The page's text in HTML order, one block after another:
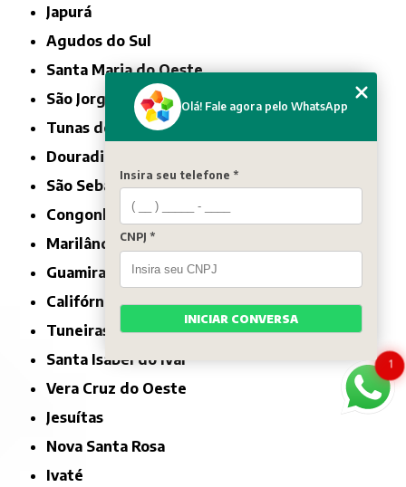
Japurá
Agudos do Sul
Santa Maria do Oeste
São Jorge d'Oeste
Tunas do Paraná
Douradina
São Sebastião da Amoreira
Congonhinhas
Marilândia do Sul
Guamiranga
Califórnia
Tuneiras do Oeste
Santa Isabel do Ivaí
Vera Cruz do Oeste
Jesuítas
Nova Santa Rosa
Ivaté
1
Olá! Fale agora pelo WhatsApp
Insira seu telefone *
CNPJ *
INICIAR CONVERSA